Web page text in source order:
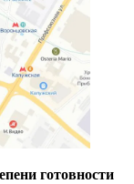
готовности